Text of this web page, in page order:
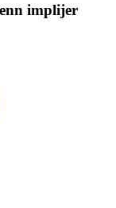
implijer